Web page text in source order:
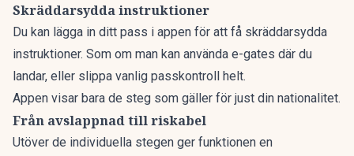
Skräddarsydda instruktioner
Du kan lägga in ditt pass i appen för att få skräddarsydda
instruktioner. Som om man kan använda e-gates där du
landar, eller slippa vanlig passkontroll helt.
Appen visar bara de steg som gäller för just din nationalitet.
Från avslappnad till riskabel
Utöver de individuella stegen ger funktionen en